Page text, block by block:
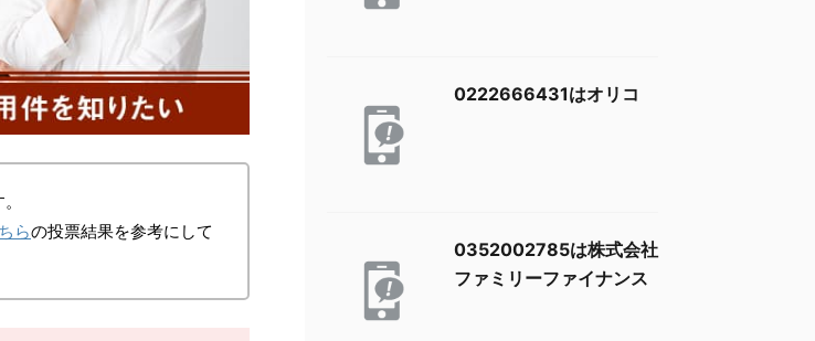
らの投票結果を参考にして
0222666431はオリコ
0352002785は株式会社
ファミリーファイナンス